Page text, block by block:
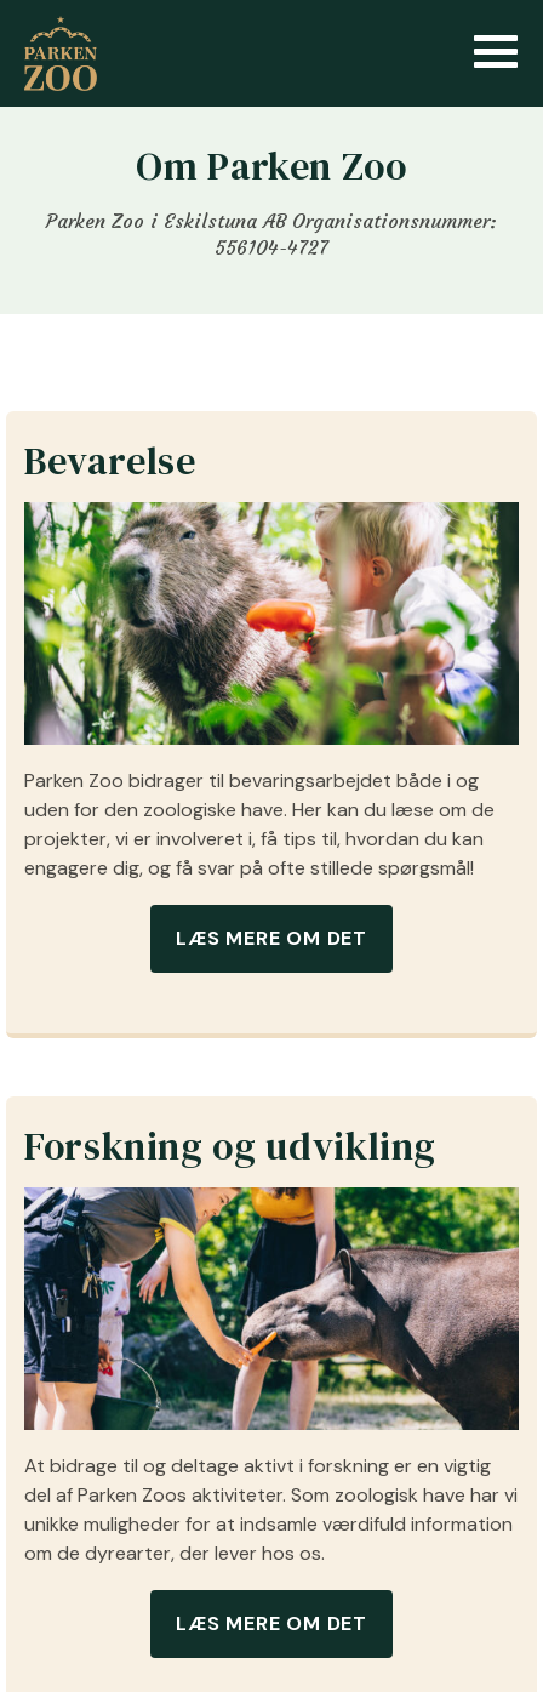
Om Parken Zoo
Parken Zoo i Eskilstuna AB Organisationsnummer:
556104-4727
Bevarelse
Parken Zoo bidrager til bevaringsarbejdet både i og
uden for den zoologiske have. Her kan du læse om de
projekter, vi er involveret i, få tips til, hvordan du kan
engagere dig, og få svar på ofte stillede spørgsmål!
LÆS MERE OM DET
Forskning og udvikling
At bidrage til og deltage aktivt i forskning er en vigtig
del af Parken Zoos aktiviteter. Som zoologisk have har vi
unikke muligheder for at indsamle værdifuld information
om de dyrearter, der lever hos os.
LÆS MERE OM DET